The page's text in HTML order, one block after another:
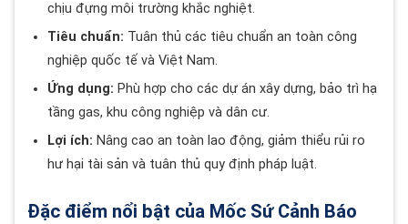
chịu đựng môi trường khắc nghiệt.
Tiêu chuẩn: Tuân thủ các tiêu chuẩn an toàn công
nghiệp quốc tế và Việt Nam.
Ứng dụng: Phù hợp cho các dự án xây dựng, bảo trì hạ
tầng gas, khu công nghiệp và dân cư.
Lợi ích: Nâng cao an toàn lao động, giảm thiểu rủi ro
hư hại tài sản và tuân thủ quy định pháp luật.
Đặc điểm nổi bật của Mốc Sứ Cảnh Báo